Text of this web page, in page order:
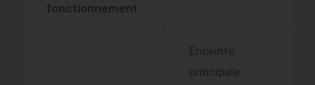
fonctionnement
Enceinte
principale :